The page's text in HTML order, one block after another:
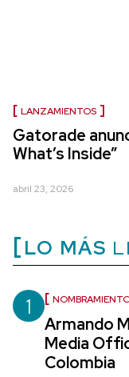
LANZAMIENTOS
Gatorade
What’s Inside”
abril 23, 2026
LO MÁS
1
Armando
Media
Colombia